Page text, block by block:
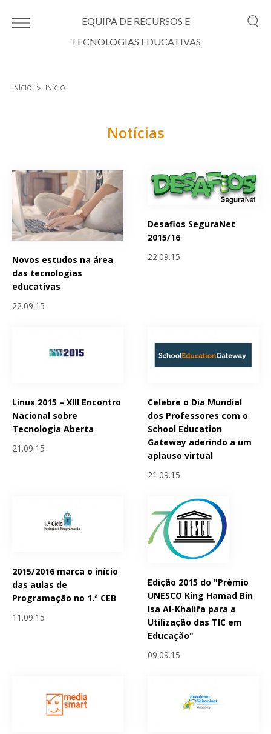
EQUIPA DE RECURSOS E
TECNOLOGIAS EDUCATIVAS
INÍCIO INÍCIO
Notícias
Novos estudos na área
das tecnologias
educativas
22.09.15
Desafios SeguraNet
2015/16
22.09.15
Linux 2015 – XIII Encontro
Nacional sobre
Tecnologia Aberta
21.09.15
Celebre o Dia Mundial
dos Professores com o
School Education
Gateway aderindo a um
aplauso virtual
21.09.15
2015/2016 marca o início
das aulas de
Programação no 1.º CEB
11.09.15
Edição 2015 do "Prémio
UNESCO King Hamad Bin
Isa Al-Khalifa para a
Utilização das TIC em
Educação"
09.09.15
Páginas